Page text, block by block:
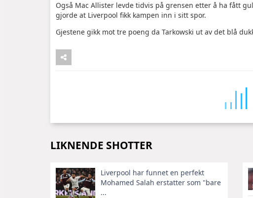
Også Mac Allister levde tidvis på grensen etter å ha fått
gjorde at Liverpool fikk kampen inn i sitt spor.
Gjestene gikk mot tre poeng da Tarkowski ut av det blå
LIKNENDE SHOTTER
Liverpool har funnet en perfekt
Mohamed Salah erstatter som "bare
...